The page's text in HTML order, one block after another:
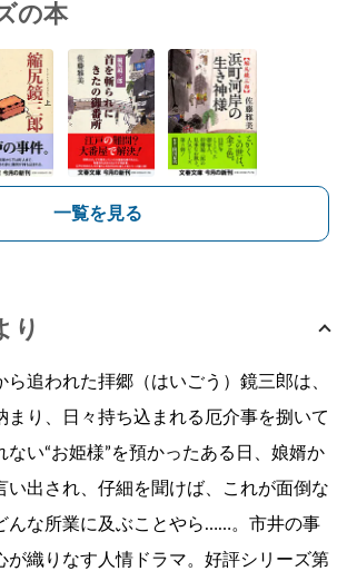
の本
一覧を見る
り
ら追われた拝郷（はいごう）鏡三郎は、
まり、日々持ち込まれる厄介事を捌いて
ない“お姫様”を預かったある日、娘婿か
い出され、仔細を聞けば、これが面倒な
んな所業に及ぶことやら……。市井の事
が織りなす人情ドラマ。好評シリーズ第